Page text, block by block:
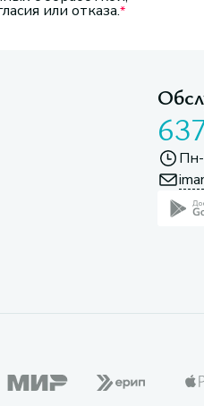
или отказа.